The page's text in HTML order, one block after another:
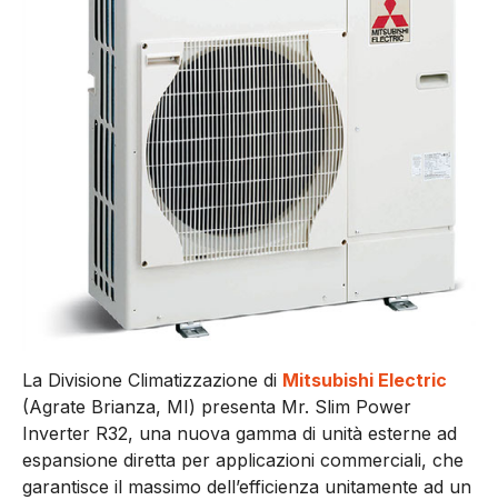
La Divisione Climatizzazione di Mitsubishi Electric
(Agrate Brianza, MI) presenta Mr. Slim Power
Inverter R32, una nuova gamma di unità esterne ad
espansione diretta per applicazioni commerciali, che
garantisce il massimo dell’efficienza unitamente ad un